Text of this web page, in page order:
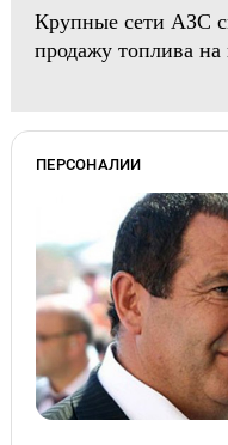
Крупные сети АЗС
продажу топлива
ПЕРСОНАЛИИ